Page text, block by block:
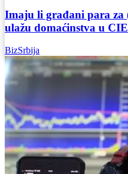
Imaju li građani para za
ulažu domaćinstva u CIE
BizSrbija